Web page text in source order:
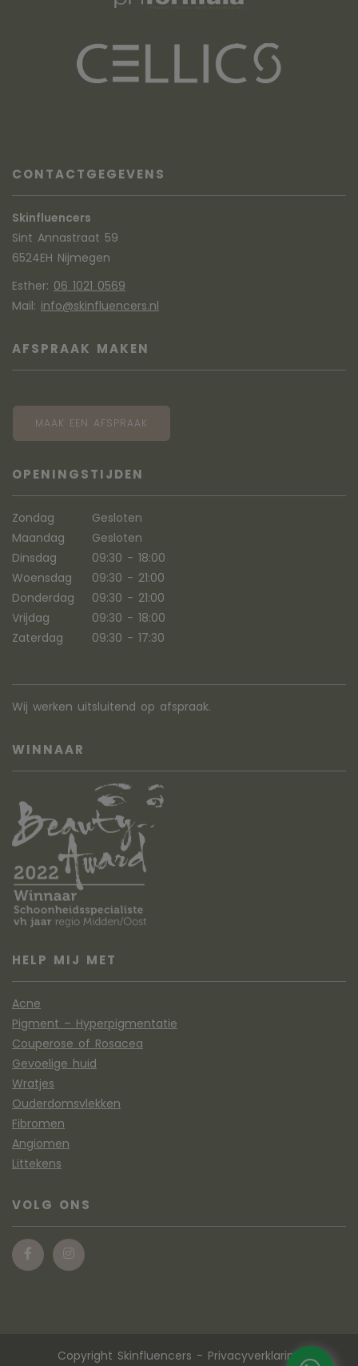
CONTACTGEGEVENS
Skinfluencers
Sint Annastraat 59
6524EH Nijmegen
Esther: 06 1021 0569
Mail: info@skinfluencers.nl
AFSPRAAK MAKEN
MAAK EEN AFSPRAAK
OPENINGSTIJDEN
Zondag
Gesloten
Maandag
Gesloten
Dinsdag
09:30 - 18:00
Woensdag
09:30 - 21:00
Donderdag
09:30 - 21:00
Vrijdag
09:30 - 18:00
Zaterdag
09:30 - 17:30
Wij werken uitsluitend op afspraak.
WINNAAR
HELP MIJ MET
Acne
Pigment – Hyperpigmentatie
Couperose of Rosacea
Gevoelige huid
Wratjes
Ouderdomsvlekken
Fibromen
Angiomen
Littekens
VOLG ONS
Copyright Skinfluencers - Privacyverklaring